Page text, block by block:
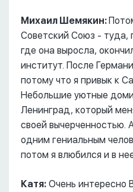
Михаил Шемякин:
Советский Союз - туда,
где она выросла,
институт. После
потому что я привык к
Небольшие уютные
Ленинград, который
своей вычерченностью.
одним гениальным
потом я влюбился и в
Катя: Очень интересно